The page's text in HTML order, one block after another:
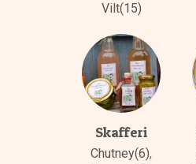
Vilt(15)
Skafferi
Chutney(6),